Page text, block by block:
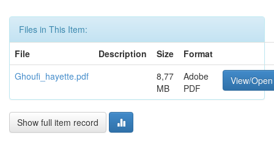
Files in This Item:
File
Description Size
Format
Ghoufi_hayette.pdf
8,77
MB
Adobe
PDF
View/Open
Show full item record